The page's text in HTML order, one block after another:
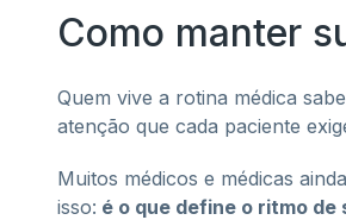
Como manter
Quem vive a rotina médica
atenção que cada paciente
Muitos médicos e médicas
isso: é o que define o ritmo de